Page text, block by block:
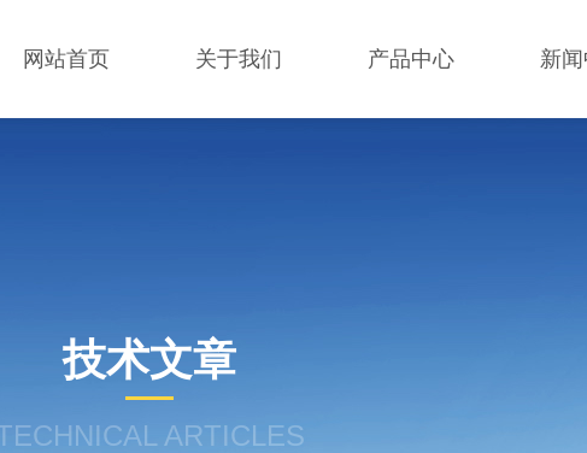
网站首页 关于我们 产品中心 新
技术文章
ARTICLES